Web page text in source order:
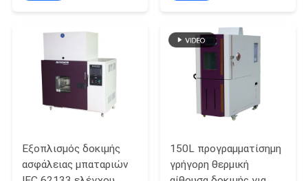
Εξοπλισμός δοκιμής
ασφάλειας μπαταριών
150L προγραμματίσημη
γρήγορη θερμική